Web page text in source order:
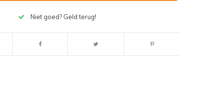
Niet goed? Geld terug!